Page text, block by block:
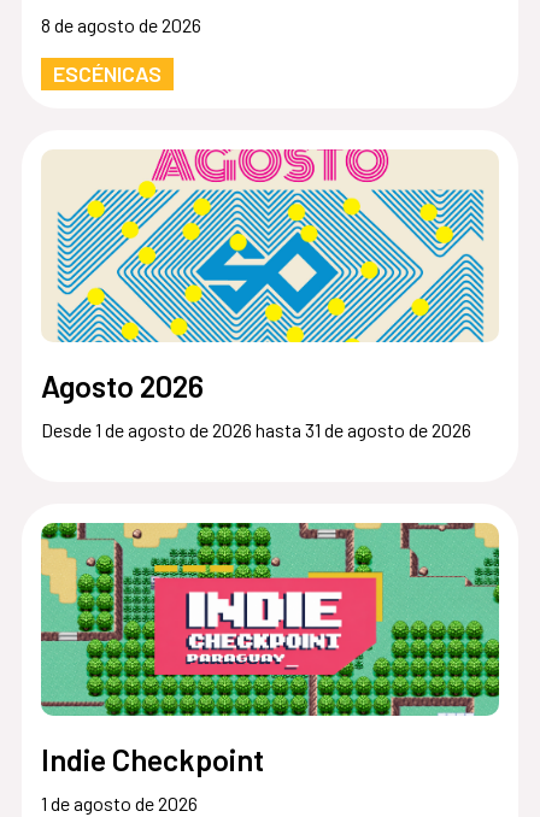
8 de agosto de 2026
ESCÉNICAS
Agosto 2026
Desde 1 de agosto de 2026 hasta 31 de agosto de 2026
Indie Checkpoint
1 de agosto de 2026